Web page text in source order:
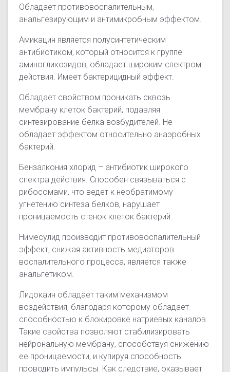
Обладает противовоспалительным,
анальгезирующим и антимикробным эффектом.
Амикацин является полусинтетическим
антибиотиком, который относится к группе
аминогликозидов, обладает широким спектром
действия. Имеет бактерицидный эффект.
Обладает свойством проникать сквозь
мембрану клеток бактерий, подавляя
синтезирование белка возбудителей. Не
обладает эффектом относительно анаэробных
бактерий.
Бензалкония хлорид – антибиотик широкого
спектра действия. Способен связываться с
рибосомами, что ведет к необратимому
угнетению синтеза белков, нарушает
проницаемость стенок клеток бактерий.
Нимесулид производит противовоспалительный
эффект, снижая активность медиаторов
воспалительного процесса, является также
анальгетиком.
Лидокаин обладает таким механизмом
воздействия, благодаря которому обладает
способностью к блокировке натриевых каналов.
Такие свойства позволяют стабилизировать
нейрональную мембрану, способствуя снижению
ее проницаемости, и купируя способность
проводить импульсы. Как следствие, оказывает